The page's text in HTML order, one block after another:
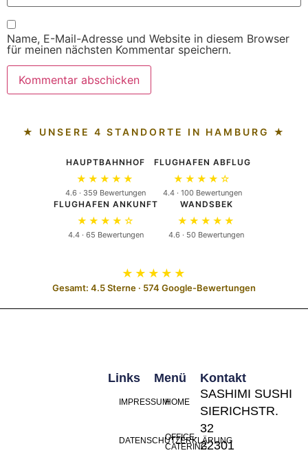
Name, E-Mail-Adresse und Website in diesem Browser
für meinen nächsten Kommentar speichern.
★ UNSERE 4 STANDORTE IN HAMBURG ★
HAUPTBAHNHOF
★★★★★
4.6 · 359 Bewertungen
FLUGHAFEN ABFLUG
★★★★☆
4.4 · 100 Bewertungen
FLUGHAFEN ANKUNFT
★★★★☆
4.4 · 65 Bewertungen
WANDSBEK
★★★★★
4.6 · 50 Bewertungen
★★★★★
Gesamt: 4.5 Sterne · 574 Google-Bewertungen
Menü
HOME
OFFICE-
CATERING
Links
IMPRESSUM
DATENSCHUTZERKLÄRUNG
Kontakt
SASHIMI SUSHI
SIERICHSTR.
32
22301